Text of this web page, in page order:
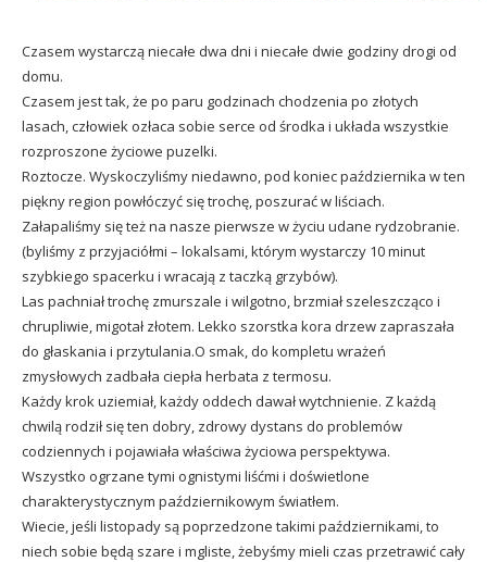
Czasem wystarczą niecałe dwa dni i niecałe dwie godziny drogi od
domu.
Czasem jest tak, że po paru godzinach chodzenia po złotych
lasach, człowiek ozłaca sobie serce od środka i układa wszystkie
rozproszone życiowe puzelki.
Roztocze. Wyskoczyliśmy niedawno, pod koniec października w ten
piękny region powłóczyć się trochę, poszurać w liściach.
Załapaliśmy się też na nasze pierwsze w życiu udane rydzobranie.
(byliśmy z przyjaciółmi – lokalsami, którym wystarczy 10 minut
szybkiego spacerku i wracają z taczką grzybów).
Las pachniał trochę zmurszale i wilgotno, brzmiał szeleszcząco i
chrupliwie, migotał złotem. Lekko szorstka kora drzew zapraszała
do głaskania i przytulania.O smak, do kompletu wrażeń
zmysłowych zadbała ciepła herbata z termosu.
Każdy krok uziemiał, każdy oddech dawał wytchnienie. Z każdą
chwilą rodził się ten dobry, zdrowy dystans do problemów
codziennych i pojawiała właściwa życiowa perspektywa.
Wszystko ogrzane tymi ognistymi liśćmi i doświetlone
charakterystycznym październikowym światłem.
Wiecie, jeśli listopady są poprzedzone takimi październikami, to
niech sobie będą szare i mgliste, żebyśmy mieli czas przetrawić cały